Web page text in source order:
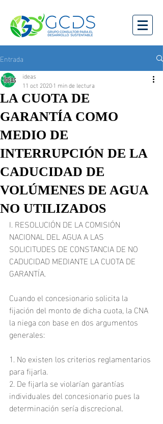
Entrada
LA CUOTA DE
GARANTÍA COMO
MEDIO DE
INTERRUPCIÓN DE LA
CADUCIDAD DE
VOLÚMENES DE AGUA
NO UTILIZADOS
ideas
11 oct 20201 min de lectura
I. RESOLUCIÓN DE LA COMISIÓN
NACIONAL DEL AGUA A LAS
SOLICITUDES DE CONSTANCIA DE NO
CADUCIDAD MEDIANTE LA CUOTA DE
GARANTÍA.
Cuando el concesionario solicita la
fijación del monto de dicha cuota, la CNA
la niega con base en dos argumentos
generales:
1. No existen los criterios reglamentarios
para fijarla.
2. De fijarla se violarían garantías
individuales del concesionario pues la
determinación sería discrecional.